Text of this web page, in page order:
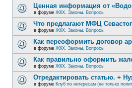
Ценная информация от
в форуме ЖКХ. Законы. Вопросы
Что предлагают МФЦ
в форуме ЖКХ. Законы. Вопросы
Как переоформить договор
в форуме ЖКХ. Законы. Вопросы
Как правильно оформить
в форуме ЖКХ. Законы. Вопросы
Отредактировать статью. +
в форуме Клуб по интересам (не только